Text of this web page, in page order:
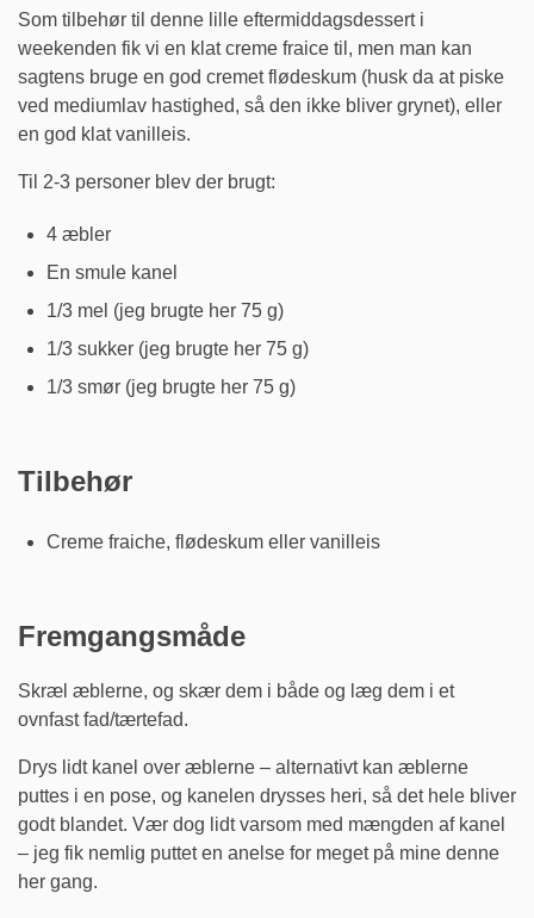
Som tilbehør til denne lille eftermiddagsdessert i
weekenden fik vi en klat creme fraice til, men man kan
sagtens bruge en god cremet flødeskum (husk da at piske
ved mediumlav hastighed, så den ikke bliver grynet), eller
en god klat vanilleis.
Til 2-3 personer blev der brugt:
4 æbler
En smule kanel
1/3 mel (jeg brugte her 75 g)
1/3 sukker (jeg brugte her 75 g)
1/3 smør (jeg brugte her 75 g)
Tilbehør
Creme fraiche, flødeskum eller vanilleis
Fremgangsmåde
Skræl æblerne, og skær dem i både og læg dem i et
ovnfast fad/tærtefad.
Drys lidt kanel over æblerne – alternativt kan æblerne
puttes i en pose, og kanelen drysses heri, så det hele bliver
godt blandet. Vær dog lidt varsom med mængden af kanel
– jeg fik nemlig puttet en anelse for meget på mine denne
her gang.